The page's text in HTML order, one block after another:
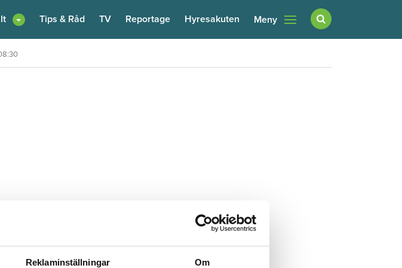
Reklaminställningar Om
Tips & Råd TV Reportage Hyresakuten Meny